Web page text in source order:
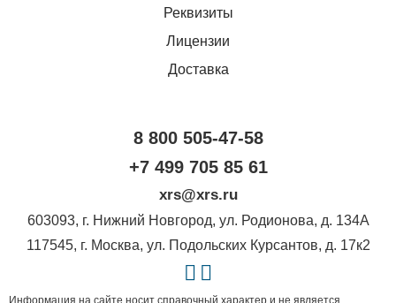
Реквизиты
Лицензии
Доставка
8 800 505-47-58
+7 499 705 85 61
xrs@xrs.ru
603093, г. Нижний Новгород, ул. Родионова, д. 134А
117545, г. Москва, ул. Подольских Курсантов, д. 17к2
Информация на сайте носит справочный характер и не является